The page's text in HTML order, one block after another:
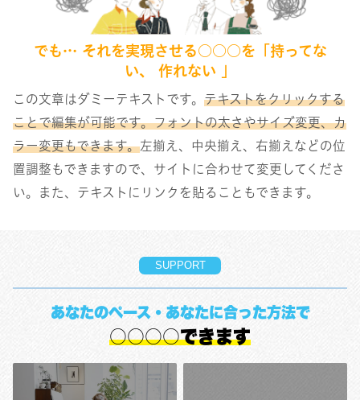
でも… それを実現させる○○○を「持ってな
い、 作れない 」
この文章はダミーテキストです。 テキストをクリックする
ことで編集が可能です。フォントの太さやサイズ変更、カ
ラー変更もできます。左揃え、中央揃え、右揃えなどの位
置調整もできますので、サイトに合わせて変更してくださ
い。また、テキストにリンクを貼ることもできます。
SUPPORT
あなたのペース・あなたに合った方法で
○○○○できます